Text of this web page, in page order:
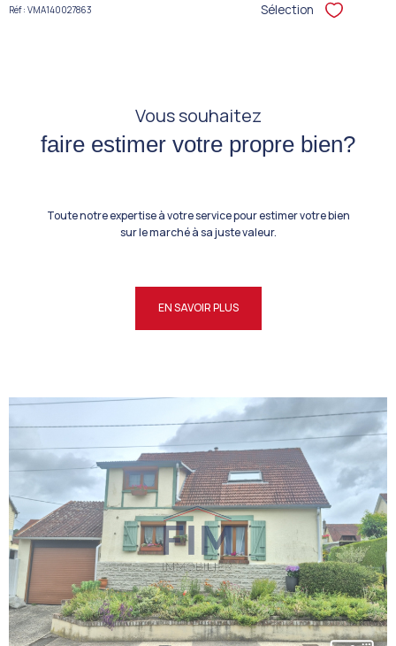
Réf : VMA140027863 Sélection Sélectionner
Vous souhaitez
faire estimer votre propre bien?
Toute notre expertise à votre service pour estimer votre bien
sur le marché à sa juste valeur.
EN SAVOIR PLUS
VOIR LE
BIEN